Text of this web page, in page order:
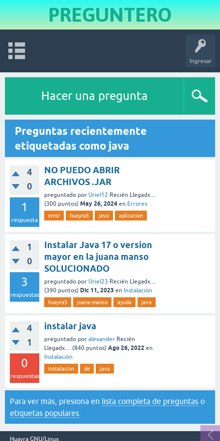
PREGUNTERO
Ingresar
Hacer una pregunta
Preguntas recientemente
etiquetadas como java
4
0
1
respuesta
NO PUEDO ABRIR
ARCHIVOS .JAR
preguntado por Uriel12 Recién Llegadx....
(300 puntos) May 26, 2024 en Errores
error huayra6 java aplicacion
1
0
3
respuestas
Instalar Java 17 o version
mayor en la juana manso
SOLUCIONADO
preguntado por Uriel23 Recién Llegadx....
(390 puntos) Dic 11, 2023 en Instalación
huayra5 juana-manso ayuda java
4
1
0
respuestas
instalar java
preguntado por alexander Recién
Llegadx.... (840 puntos) Ago 26, 2022 en
Instalación
instalacion de java
Para ver más, presiona en lista completa de preguntas o
etiquetas populares
Huayra GNU/Linux